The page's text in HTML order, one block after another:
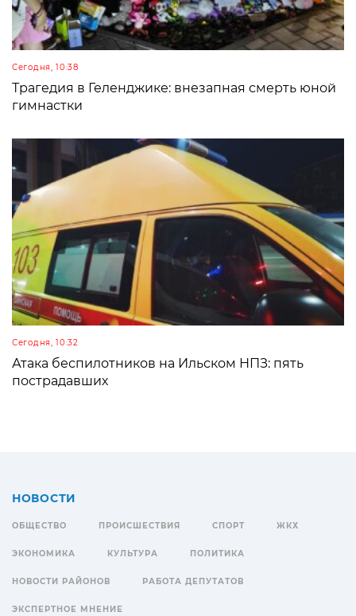
Сегодня, 10:38
Трагедия в Геленджике: внезапная смерть юной
гимнастки
Сегодня, 10:32
Атака беспилотников на Ильском НПЗ: пять
пострадавших
НОВОСТИ
ОБЩЕСТВО ПРОИСШЕСТВИЯ СПОРТ ЖКХ
ЭКОНОМИКА КУЛЬТУРА ПОЛИТИКА
НОВОСТИ РАЙОНОВ РАБОТА ДЕПУТАТОВ
ЭКСПЕРТНОЕ МНЕНИЕ